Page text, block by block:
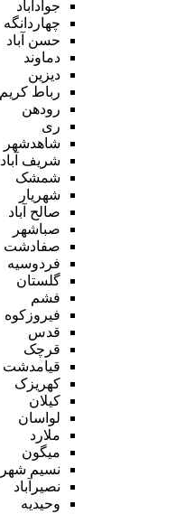
جوادآباد
چهاردانگه
حسن آباد
دماوند
دیزین
رباط کریم
رودهن
ری
شاهدشهر
شریف آباد
شمشک
شهریار
صالح آباد
صباشهر
صفادشت
فردوسیه
گلستان
فشم
فیروزکوه
قدس
قرچک
قیامدشت
کهریزک
کیلان
لواسان
ملارد
میگون
نسیم شهر
نصیرآباد
وحیدیه